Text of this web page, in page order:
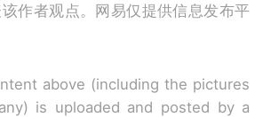
作者观点。网易仅提供信息发布平
above (including the pictures
is uploaded and posted by a